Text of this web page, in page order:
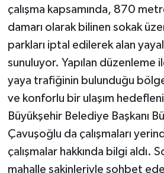
çalışma kapsamında, 870
damarı olarak bilinen sokak
parkları iptal edilerek alan
sunuluyor. Yapılan düzenleme
yaya trafiğinin bulunduğu
ve konforlu bir ulaşım
Büyükşehir Belediye Başkanı
Çavuşoğlu da çalışmaları
çalışmalar hakkında bilgi aldı.
mahalle sakinleriyle sohbet